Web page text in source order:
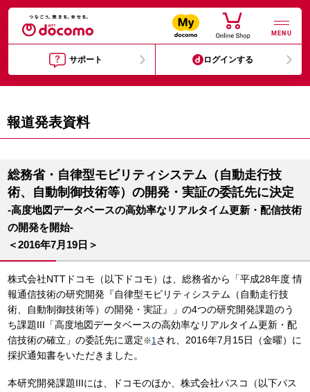
MENU
サポート ログインする
報道発表資料
総務省・自律型モビリティシステム（自動走行技
術、自動制御技術等）の開発・実証の委託先に決定
-高度地図データベースの高効率なリアルタイム更新・配信技術
の開発を開始-
＜2016年7月19日＞
株式会社NTTドコモ（以下ドコモ）は、総務省から「平成28年度 情
報通信技術の研究開発『自律型モビリティシステム（自動走行技
術、自動制御技術等）の開発・実証』」の4つの研究開発課題のう
ち課題III「高度地図データベースの高効率なリアルタイム更新・配
信技術の確立」の委託先に選定※1され、2016年7月15日（金曜）に
採択通知書をいただきました。
本研究開発課題IIIには、ドコモのほか、株式会社パスコ（以下パス